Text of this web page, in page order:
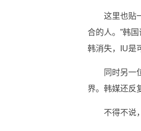
这里也贴
合的人。”韩
韩消失，IU是
同时另一
界。韩媒还反
不得不说